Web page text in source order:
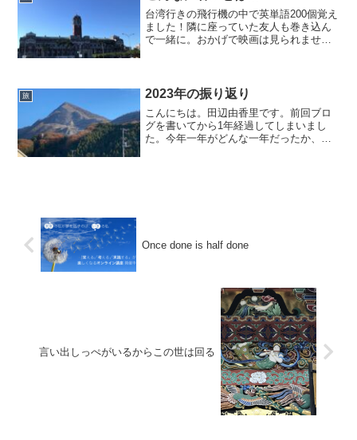
台湾行きの飛行機の中で英単語200個覚え
ました！隣に座っていた友人も巻き込ん
で一緒に。おかげで映画は見られません
ちょっと秋っぽ...
旅 2023年の振り返り
こんにちは。田辺由香里です。前回ブロ
グを書いてから1年経過してしまいまし
た。今年一年がどんな一年だったか、昨
Once done is half done
言い出しっぺがいるからこの世は回る